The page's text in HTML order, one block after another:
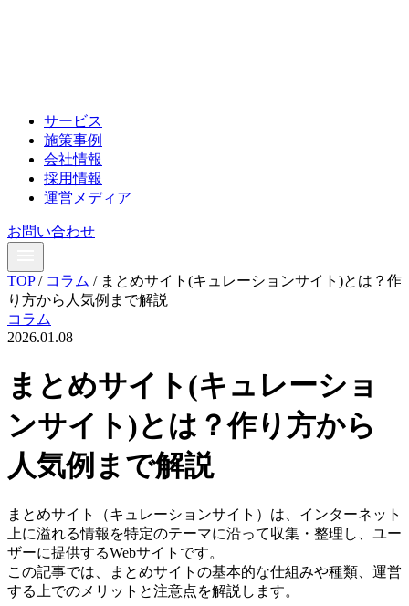
サービス
施策事例
会社情報
採用情報
運営メディア
お問い合わせ
TOP / コラム / まとめサイト(キュレーションサイト)とは？作
り方から人気例まで解説
コラム
2026.01.08
まとめサイト(キュレーショ
ンサイト)とは？作り方から
人気例まで解説
まとめサイト（キュレーションサイト）は、インターネット
上に溢れる情報を特定のテーマに沿って収集・整理し、ユー
ザーに提供するWebサイトです。
この記事では、まとめサイトの基本的な仕組みや種類、運営
する上でのメリットと注意点を解説します。